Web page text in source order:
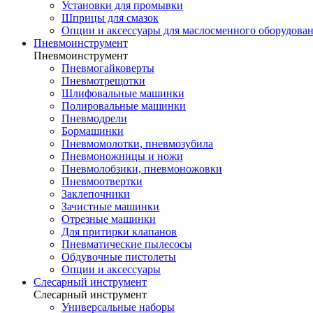
Установки для промывки
Шприцы для смазок
Опции и аксессуары для маслосменного
Пневмоинструмент
Пневмоинструмент
Пневмогайковерты
Пневмотрещотки
Шлифовальные машинки
Полировальные машинки
Пневмодрели
Бормашинки
Пневмомолотки, пневмозубила
Пневмоножницы и ножи
Пневмолобзики, пневмоножовки
Пневмоотвертки
Заклепочники
Зачистные машинки
Отрезные машинки
Для притирки клапанов
Пневматические пылесосы
Обдувочные пистолеты
Опции и аксессуары
Слесарный инструмент
Слесарный инструмент
Универсальные наборы